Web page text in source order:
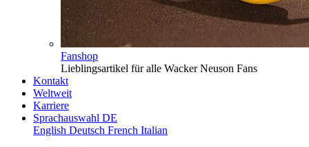
Fanshop
Lieblingsartikel für alle Wacker Neuson Fans
Kontakt
Weltweit
Karriere
Sprachauswahl DE
English Deutsch French Italian